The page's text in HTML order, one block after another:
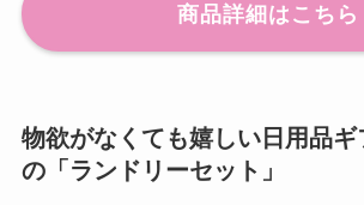
商品詳細はこちら
物欲がなくても嬉しい日用品ギ
の「ランドリーセット」